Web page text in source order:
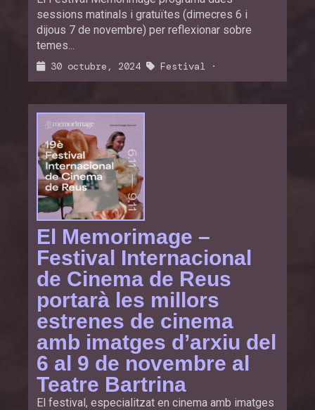
sessions matinals i gratuïtes (dimecres 6 i
dijous 7 de novembre) per reflexionar sobre
temes...
30 octubre, 2024 Festival ·
El Memorimage –
Festival Internacional
de Cinema de Reus
portarà les millors
estrenes de cinema
amb imatges d’arxiu del
6 al 9 de novembre al
Teatre Bartrina
El festival, especialitzat en cinema amb imatges